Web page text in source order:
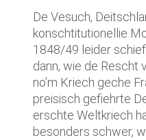
De Vesuch,
konschtitutionellie
1848/49 leider
dann, wie de Rescht
no’m Kriech geche
preisisch gefiehrte
erschte Weltkriech
besonders schwer,